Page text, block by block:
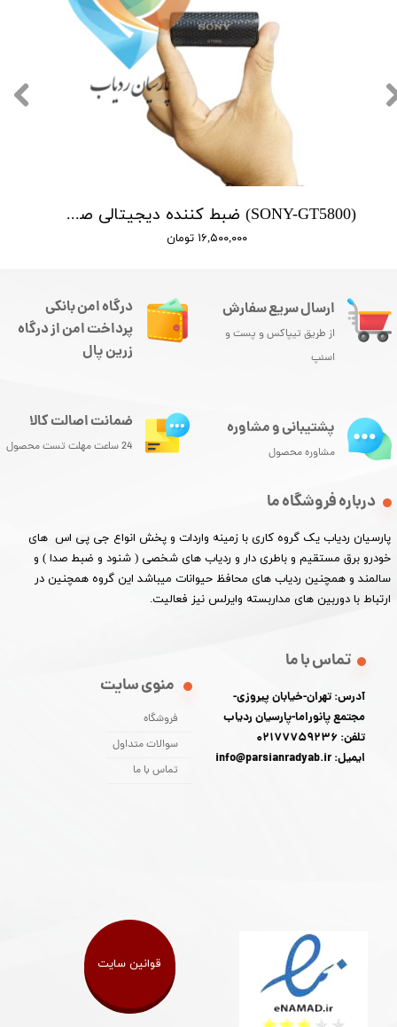
(SONY-GT5800) ضبط کننده دیجیتالی صدا سونی - 12 روز ضبط متوالی -مگنتی- کیفیت 500db - دارای سنسور صدا - 16 گیگ
۱۶,۵۰۰,۰۰۰ تومان
ارسال سریع سفارش
از طریق تیپاکس و پست و
اسنپ
درباره فروشگاه ما
پارسیان ردیاب یک گروه کاری با زمینه واردات و پخش انواع جی پی اس های
خودرو برق مستقیم و باطری دار و ردیاب های شخصی ( شنود و ضبط صدا ) و
سالمند و همچنین ردیاب های محافظ حیوانات میباشد این گروه همچنین در
ارتباط با دوربین های مداربسته وایرلس نیز فعالیت.​​​​​​​
منوی سایت
فروشگاه
سوالات متداول
تماس با ما
تماس با ما
آدرس: تهران-خیابان پیروزی-
مجتمع پانوراما-پارسیان ردیاب
تلفن: 02177759236
ایمیل: info@parsianradyab.ir
درگاه امن بانکی
پرداخت امن از درگاه
زرین پال
پشتیبانی و مشاوره
مشاوره محصول
ضمانت اصالت کالا
24 ساعت مهلت تست محصول
قوانین سایت